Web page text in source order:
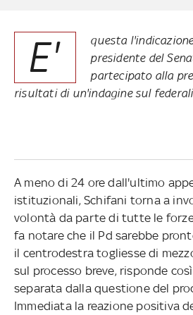
E'
questa
presidente del
partecipato alla
risultati di un'indagine sul
A meno di 24 ore dall'ultimo
istituzionali, Schifani torna a
volontà da parte di tutte le
fa notare che il Pd sarebbe
il centrodestra togliesse di
sul processo breve, risponde
separata dalla questione del
Immediata la reazione positiva